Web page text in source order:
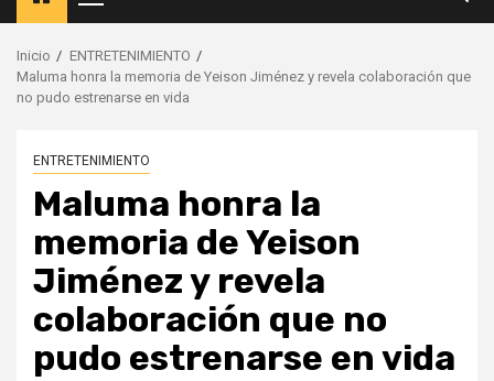
principal
Inicio
ENTRETENIMIENTO
Maluma honra la memoria de Yeison Jiménez y revela colaboración que
no pudo estrenarse en vida
ENTRETENIMIENTO
Maluma honra la
memoria de Yeison
Jiménez y revela
colaboración que no
pudo estrenarse en vida